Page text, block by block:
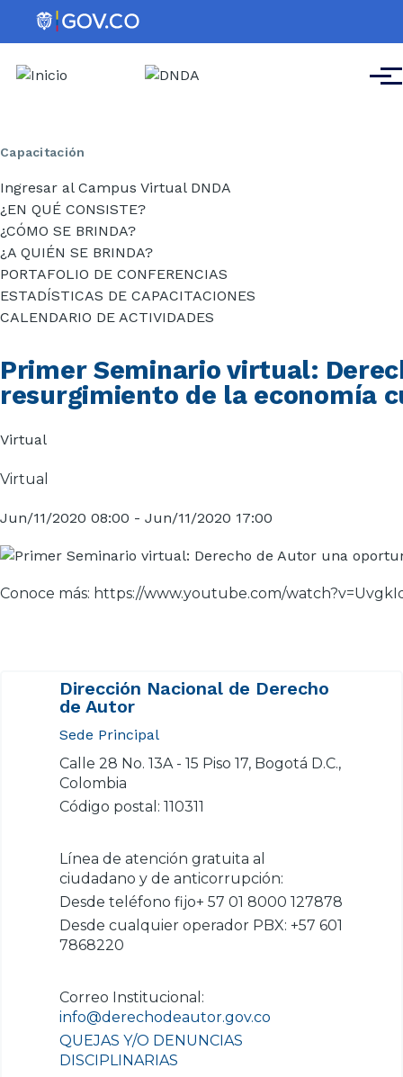
Pasar al contenido principal
Capacitación
Ingresar al Campus Virtual DNDA
¿EN QUÉ CONSISTE?
¿CÓMO SE BRINDA?
¿A QUIÉN SE BRINDA?
PORTAFOLIO DE CONFERENCIAS
ESTADÍSTICAS DE CAPACITACIONES
CALENDARIO DE ACTIVIDADES
Primer Seminario virtual:
resurgimiento de la economía
Virtual
Virtual
Jun/11/2020 08:00 - Jun/11/2020 17:00
Conoce más: https://www.youtube.com/
Dirección Nacional de Derecho
de Autor
Sede Principal
Calle 28 No. 13A - 15 Piso 17, Bogotá D.C.,
Colombia
Código postal: 110311
Línea de atención gratuita al
ciudadano y de anticorrupción:
Desde teléfono fijo+ 57 01 8000 127878
Desde cualquier operador PBX: +57 601
7868220
Correo Institucional:
info@derechodeautor.gov.co
QUEJAS Y/O DENUNCIAS
DISCIPLINARIAS